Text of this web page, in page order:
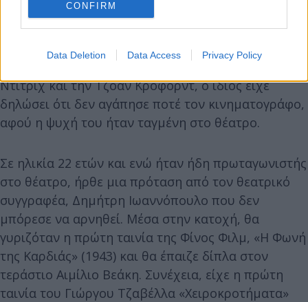
CONFIRM
Data Deletion Data Access Privacy Policy
Ο κινηματογράφος
Αν και είχε κινηματογραφικά είδωλα, όπως την
Ντίτριχ και την Τζόαν Κροφορντ, ο ίδιος είχε
δηλώσει ότι δεν αγάπησε ποτέ τον κινηματογράφο,
αφού η ψυχή του ήταν ταγμένη στο θέατρο.
Σε ηλικία 22 ετών και ενώ ήταν ήδη πρωταγωνιστής
στο θέατρο, ήρθε μια πρόταση από τον θεατρικό
συγγραφέα, Δημήτρη Ιωαννόπουλο που δεν
μπόρεσε να αρνηθεί. Μέσα στην κατοχή, θα
γυριζόταν η πρώτη ταινία της Φίνος Φιλμ, «Η Φωνή
της Καρδιάς» (1943) και θα έπαιζε δίπλα στον
τεράστιο Αιμίλιο Βεάκη. Συνέχεια, είχε η πρώτη
ταινία του Γιώργου Τζαβέλλα «Χειροκροτήματα»